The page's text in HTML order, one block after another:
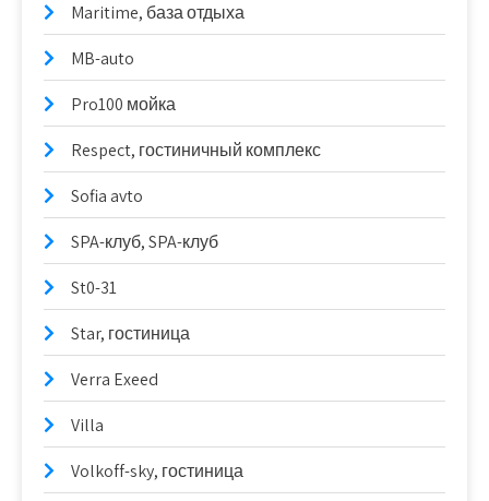
Maritime, база отдыха
MB-auto
Pro100 мойка
Respect, гостиничный комплекс
Sofia avto
SPA-клуб, SPA-клуб
St0-31
Star, гостиница
Verra Exeed
Villa
Volkoff-sky, гостиница